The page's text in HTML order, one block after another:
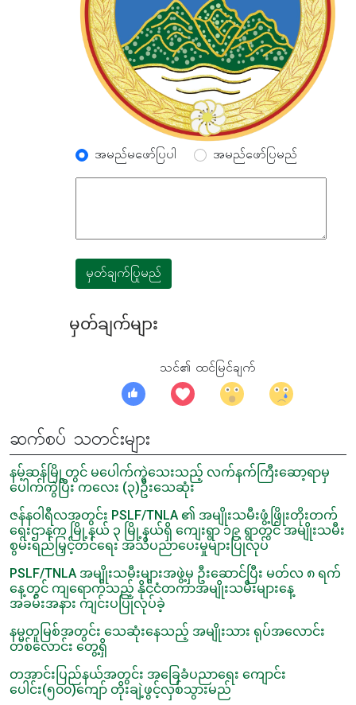
အမည်မဖော်ပြပါ အမည်ဖော်ပြမည်
မှတ်ချက်ပြုမည်
မှတ်ချက်များ
သင်၏ ထင်မြင်ချက်
ဆက်စပ် သတင်းများ
နမ့်ဆန်မြို့တွင် မပေါက်ကွဲသေးသည့် လက်နက်ကြီးဆော့ရာမှ
ပေါက်ကွဲပြီး ကလေး (၃)ဦးသေဆုံး
ဇန်နဝါရီလအတွင်း PSLF/TNLA ၏ အမျိုးသမီးဖွံ့ဖြိုးတိုးတက်
ရေးဌာနက မြို့နယ် ၃ မြို့နယ်ရှိ ကျေးရွာ ၁၉ ရွာတွင် အမျိုးသမီး
စွမ်းရည်မြှင့်တင်ရေး အသိပညာပေးမှုများပြုလုပ်
PSLF/TNLA အမျိုးသမီးများအဖွဲ့မှ ဦးဆောင်ပြီး မတ်လ ၈ ရက်
နေ့တွင် ကျရောက်သည့် နိုင်ငံတကာအမျိုးသမီးများနေ့
အခမ်းအနား ကျင်းပပြုလုပ်ခဲ့
နမ္မတူမြစ်အတွင်း သေဆုံးနေသည့် အမျိုးသား ရုပ်အလောင်း
တစ်လောင်း တွေ့ရှိ
တအာင်းပြည်နယ်အတွင်း အခြေခံပညာရေး ကျောင်း
ပေါင်း(၅၀၀)ကျော် တိုးချဲ့ဖွင့်လှစ်သွားမည်